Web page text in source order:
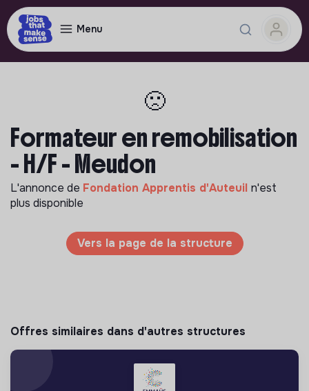
Menu
🙁
Formateur en remobilisation
- H/F - Meudon
L'annonce de Fondation Apprentis d'Auteuil n'est
plus disponible
Vers la page de la structure
Offres similaires dans d'autres structures